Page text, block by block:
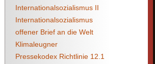
Internationalsozialismus II
Internationalsozialismus
offener Brief an die Welt
Klimaleugner
Pressekodex Richtlinie 12.1